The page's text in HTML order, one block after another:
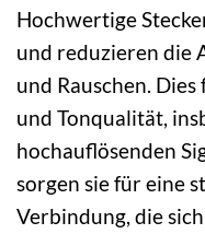
Hochwertige
und reduzieren die
und Rauschen.
und Tonqualität,
hochauflösenden
sorgen sie für eine
Verbindung, die